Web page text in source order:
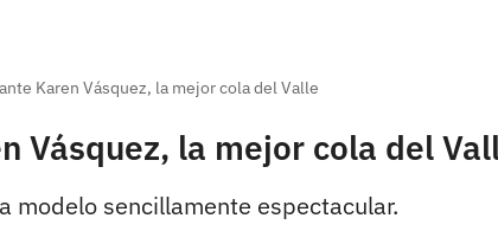
Karen Vásquez, la mejor cola del Valle
Vásquez, la mejor cola del
modelo sencillamente espectacular.